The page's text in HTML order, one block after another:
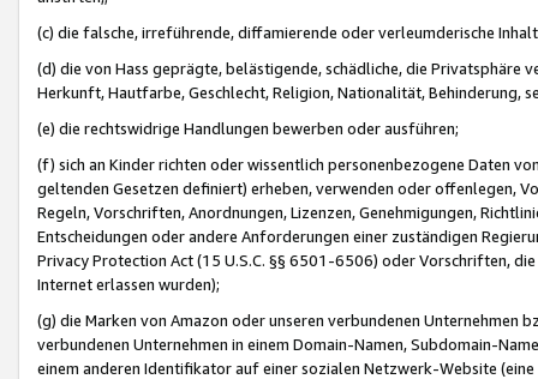
(c) die falsche, irreführende, diffamierende oder verleumderische
(d) die von Hass geprägte, belästigende, schädliche, die Privatsphäre
Herkunft, Hautfarbe, Geschlecht, Religion, Nationalität, Behinderung,
(e) die rechtswidrige Handlungen bewerben oder ausführen;
(f) sich an Kinder richten oder wissentlich personenbezogene Daten
geltenden Gesetzen definiert) erheben, verwenden oder offenlegen,
Regeln, Vorschriften, Anordnungen, Lizenzen, Genehmigungen,
Entscheidungen oder andere Anforderungen einer zuständigen
Privacy Protection Act (15 U.S.C. §§ 6501-6506) oder Vorschriften,
Internet erlassen wurden);
(g) die Marken von Amazon oder unseren verbundenen Unternehmen
verbundenen Unternehmen in einem Domain-Namen, Subdomain-
einem anderen Identifikator auf einer sozialen Netzwerk-Website